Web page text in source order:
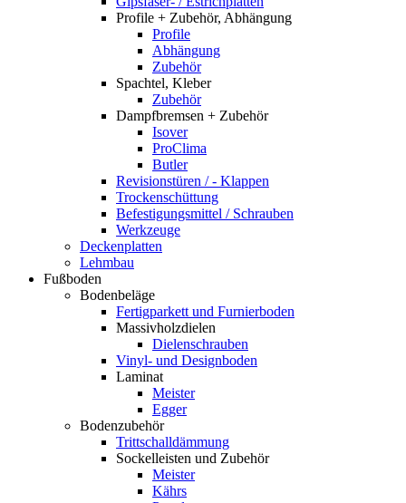
Profile + Zubehör, Abhängung
Profile
Abhängung
Zubehör
Spachtel, Kleber
Zubehör
Dampfbremsen + Zubehör
Isover
ProClima
Butler
Revisionstüren / - Klappen
Trockenschüttung
Befestigungsmittel / Schrauben
Werkzeuge
Deckenplatten
Lehmbau
Fußboden
Bodenbeläge
Fertigparkett und Furnierboden
Massivholzdielen
Dielenschrauben
Vinyl- und Designboden
Laminat
Meister
Egger
Bodenzubehör
Trittschalldämmung
Sockelleisten und Zubehör
Meister
Kährs